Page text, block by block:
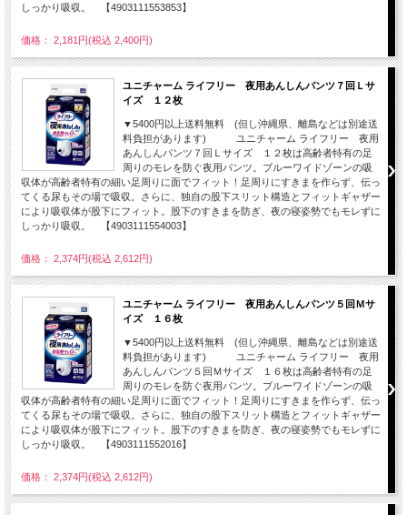
しっかり吸収。 【4903111553853】
価格： 2,181円(税込 2,400円)
ユニチャーム ライフリー 夜用あんしんパンツ７回Ｌサ
イズ １２枚
▼5400円以上送料無料 (但し沖縄県、離島などは別途送
料負担があります) ユニチャーム ライフリー 夜用
あんしんパンツ７回Ｌサイズ １２枚は高齢者特有の足
周りのモレを防ぐ夜用パンツ。ブルーワイドゾーンの吸
収体が高齢者特有の細い足周りに面でフィット！足周りにすきまを作らず、伝っ
てくる尿もその場で吸収。さらに、独自の股下スリット構造とフィットギャザー
により吸収体が股下にフィット。股下のすきまを防ぎ、夜の寝姿勢でもモレずに
しっかり吸収。 【4903111554003】
価格： 2,374円(税込 2,612円)
ユニチャーム ライフリー 夜用あんしんパンツ５回Ｍサ
イズ １６枚
▼5400円以上送料無料 (但し沖縄県、離島などは別途送
料負担があります) ユニチャーム ライフリー 夜用
あんしんパンツ５回Ｍサイズ １６枚は高齢者特有の足
周りのモレを防ぐ夜用パンツ。ブルーワイドゾーンの吸
収体が高齢者特有の細い足周りに面でフィット！足周りにすきまを作らず、伝っ
てくる尿もその場で吸収。さらに、独自の股下スリット構造とフィットギャザー
により吸収体が股下にフィット。股下のすきまを防ぎ、夜の寝姿勢でもモレずに
しっかり吸収。 【4903111552016】
価格： 2,374円(税込 2,612円)